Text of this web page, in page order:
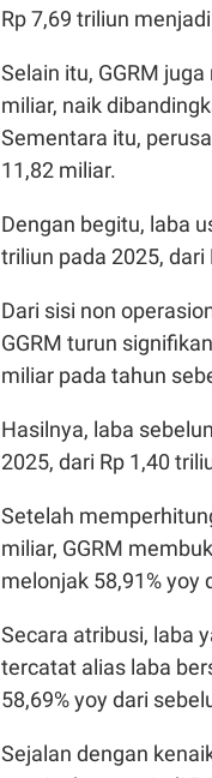
Rp 7,69 triliun
Selain itu, GGRM
miliar, naik
Sementara itu,
11,82 miliar.
Dengan begitu, laba
triliun pada 2025, dari
Dari sisi non
GGRM turun
miliar pada tahun
Hasilnya, laba
2025, dari Rp 1,40
Setelah
miliar, GGRM
melonjak 58,91% yoy
Secara atribusi, laba
tercatat alias laba
58,69% yoy dari
Sejalan dengan